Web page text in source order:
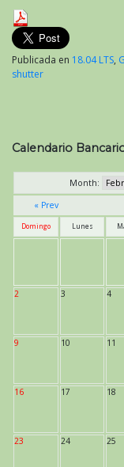
Publicada en 18.04 LTS,
shutter
Calendario
Month:
« Prev
Domingo Lunes
2 3 4
9 10 11
16 17 18
23 24 25